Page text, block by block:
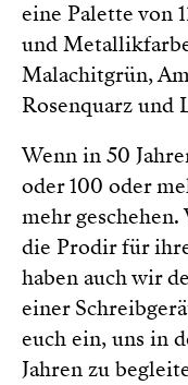
eine Palette von
und
Malachitgrün,
Rosenquarz und
Wenn in 50
oder 100 oder
mehr
die Prodir für
haben auch wir
einer
euch ein, uns in
Jahren zu